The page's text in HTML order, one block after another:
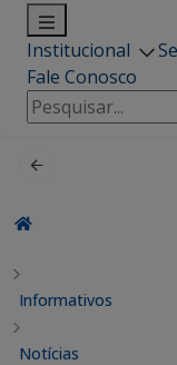
Institucional
Fale Conosco
Pesquisar
por:
Informativos
Notícias